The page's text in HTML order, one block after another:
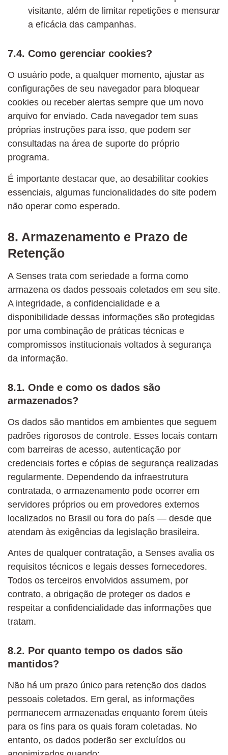
visitante, além de limitar repetições e mensurar
a eficácia das campanhas.
7.4. Como gerenciar cookies?
O usuário pode, a qualquer momento, ajustar as
configurações de seu navegador para bloquear
cookies ou receber alertas sempre que um novo
arquivo for enviado. Cada navegador tem suas
próprias instruções para isso, que podem ser
consultadas na área de suporte do próprio
programa.
É importante destacar que, ao desabilitar cookies
essenciais, algumas funcionalidades do site podem
não operar como esperado.
8. Armazenamento e Prazo de
Retenção
A Senses trata com seriedade a forma como
armazena os dados pessoais coletados em seu site.
A integridade, a confidencialidade e a
disponibilidade dessas informações são protegidas
por uma combinação de práticas técnicas e
compromissos institucionais voltados à segurança
da informação.
8.1. Onde e como os dados são
armazenados?
Os dados são mantidos em ambientes que seguem
padrões rigorosos de controle. Esses locais contam
com barreiras de acesso, autenticação por
credenciais fortes e cópias de segurança realizadas
regularmente. Dependendo da infraestrutura
contratada, o armazenamento pode ocorrer em
servidores próprios ou em provedores externos
localizados no Brasil ou fora do país — desde que
atendam às exigências da legislação brasileira.
Antes de qualquer contratação, a Senses avalia os
requisitos técnicos e legais desses fornecedores.
Todos os terceiros envolvidos assumem, por
contrato, a obrigação de proteger os dados e
respeitar a confidencialidade das informações que
tratam.
8.2. Por quanto tempo os dados são
mantidos?
Não há um prazo único para retenção dos dados
pessoais coletados. Em geral, as informações
permanecem armazenadas enquanto forem úteis
para os fins para os quais foram coletadas. No
entanto, os dados poderão ser excluídos ou